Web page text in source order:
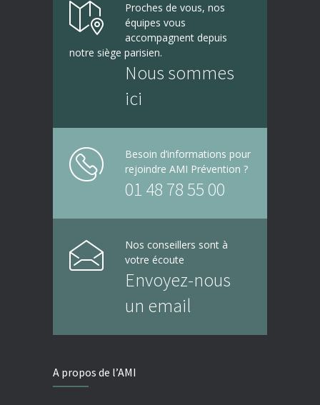
Proches de vous, nos
équipes vous
accompagnent depuis
notre siège parisien.
Nous sommes
ici
Besoin d’informations pour
rejoindre AMI Prévention ?
01 48 78 55 00
Nos conseillers sont à
votre écoute
Envoyez-nous
un email
A propos de l’AMI